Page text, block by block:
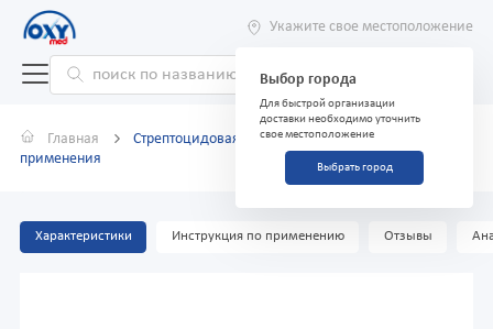
Укажите свое местоположение
Выбор города
Для быстрой организации
доставки необходимо уточнить
свое местоположение
Выбрать город
Главная
Стрептоцидовая мазь 5% 25г для наружного
применения
Характеристики Инструкция по применению Отзывы